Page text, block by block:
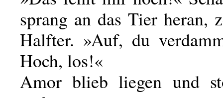
sprang an das Tier heran,
Halfter. »Auf, du
Hoch, los!«
Amor blieb liegen und